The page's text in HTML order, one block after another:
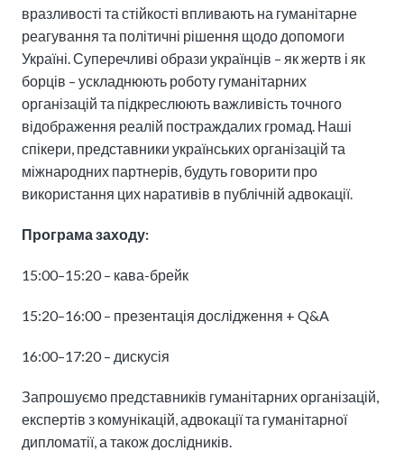
вразливості та стійкості впливають на гуманітарне
реагування та політичні рішення щодо допомоги
Україні. Суперечливі образи українців – як жертв і як
борців – ускладнюють роботу гуманітарних
організацій та підкреслюють важливість точного
відображення реалій постраждалих громад. Наші
спікери, представники українських організацій та
міжнародних партнерів, будуть говорити про
використання цих наративів в публічній адвокації.
Програма заходу:
15:00–15:20 – кава-брейк
15:20–16:00 – презентація дослідження + Q&A
16:00–17:20 – дискусія
Запрошуємо представників гуманітарних організацій,
експертів з комунікацій, адвокації та гуманітарної
дипломатії, а також дослідників.